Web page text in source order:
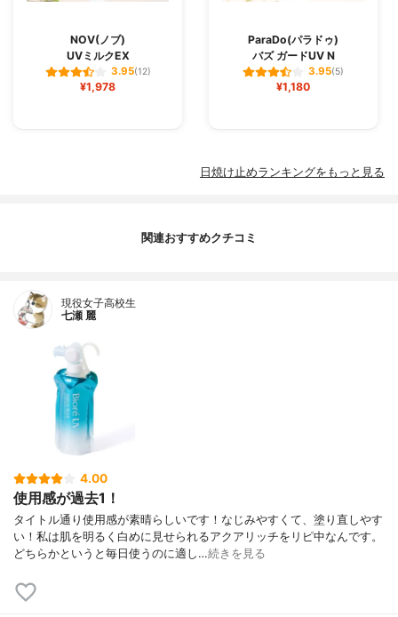
NOV(ノブ)
UVミルクEX
3.95(12)
¥1,978
ParaDo(パラドゥ)
バズ ガードUV N
3.95(5)
¥1,180
日焼け止めランキングをもっと見る
関連おすすめクチコミ
現役女子高校生
七瀬 麗
4.00
使用感が過去1！
タイトル通り使用感が素晴らしいです！なじみやすくて、塗り直しやす
い！私は肌を明るく白めに見せられるアクアリッチをリピ中なんです。
どちらかというと毎日使うのに適し…続きを見る